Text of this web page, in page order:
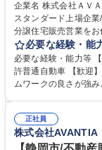
企業名 株式会社ＡＶＡＮＴＩＡ 求人名 【春日井市/
スタンダード上場企業/年間休日120日 仕事
分譲住宅販売営業を
客様のご期待に合わ
コンサルティングが可能です。 【業務詳細】
物件のご案内・資金
引き渡し ■顧客へのアフターフォロー 募
必要な経験・能
必要な経験・能力等 【いず
許普通自動車 【歓迎】宅
ムワークの良さが強
ンチームでお互い助け合い
歴：大学院 大学 高専
正社員
株式会社AVANTIA